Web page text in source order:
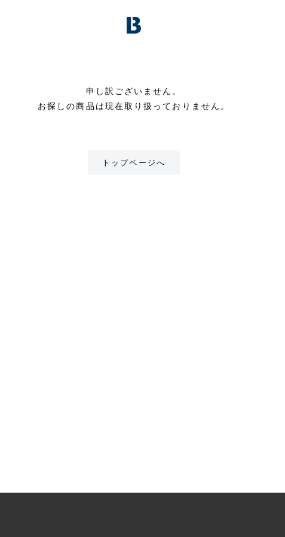
申し訳ございません。
お探しの商品は現在取り扱っておりません。
トップページへ